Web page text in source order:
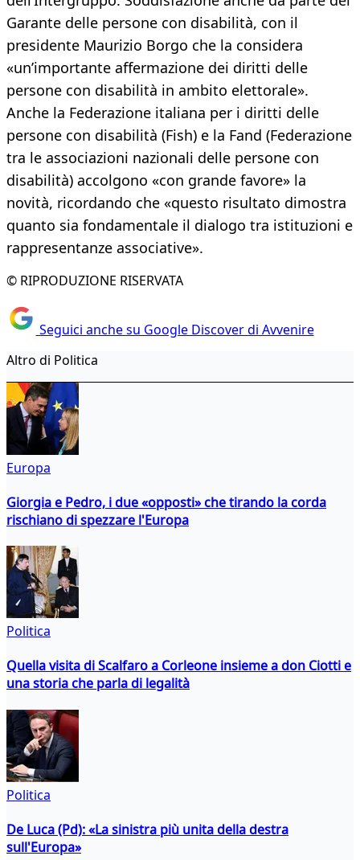
Garante delle persone con disabilità, con il
presidente Maurizio Borgo che la considera
«un’importante affermazione dei diritti delle
persone con disabilità in ambito elettorale».
Anche la Federazione italiana per i diritti delle
persone con disabilità (Fish) e la Fand (Federazione
tra le associazioni nazionali delle persone con
disabilità) accolgono «con grande favore» la
novità, ricordando che «questo risultato dimostra
quanto sia fondamentale il dialogo tra istituzioni e
rappresentanze associative».
© RIPRODUZIONE RISERVATA
Seguici anche su Google Discover di Avvenire
Altro di Politica
Europa
Giorgia e Pedro, i due «opposti» che tirando la corda
rischiano di spezzare l'Europa
Politica
Quella visita di Scalfaro a Corleone insieme a don Ciotti e
una storia che parla di legalità
Politica
De Luca (Pd): «La sinistra più unita della destra
sull'Europa»